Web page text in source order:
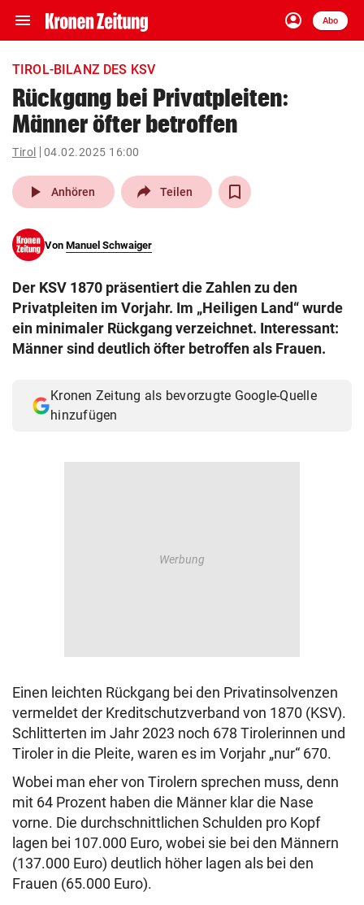
menu Navigation
ein-/ausklappen
account_circle
Anmelden
Abo
close Schließen
account_circle Anmelden
pin_drop
Wien arrow_right
search
eingeben
Muthgasse 2, 1190 Wien
TIROL-BILANZ DES KSV
Rückgang bei Privatpleiten:
Männer öfter betroffen
Tirol 04.02.2025 16:00
play_arrow Anhören Teilen
Von Manuel Schwaiger
Der KSV 1870 präsentiert die Zahlen zu den
Privatpleiten im Vorjahr. Im „Heiligen Land“ wurde
ein minimaler Rückgang verzeichnet. Interessant:
Männer sind deutlich öfter betroffen als Frauen.
Kronen Zeitung als bevorzugte Google-Quelle
hinzufügen
Einen leichten Rückgang bei den Privatinsolvenzen
vermeldet der Kreditschutzverband von 1870 (KSV).
Schlitterten im Jahr 2023 noch 678 Tirolerinnen und
Tiroler in die Pleite, waren es im Vorjahr „nur“ 670.
Wobei man eher von Tirolern sprechen muss, denn
mit 64 Prozent haben die Männer klar die Nase
vorne. Die durchschnittlichen Schulden pro Kopf
lagen bei 107.000 Euro, wobei sie bei den Männern
(137.000 Euro) deutlich höher lagen als bei den
Frauen (65.000 Euro).